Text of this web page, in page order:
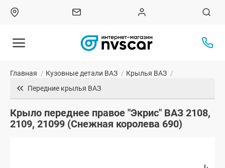
Главная / Кузовные детали ВАЗ / Крылья ВАЗ /
Передние крылья ВАЗ
Крыло переднее правое "Экрис" ВАЗ 2108,
2109, 21099 (Снежная королева 690)